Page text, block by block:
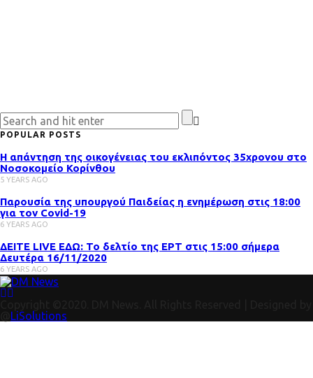
POPULAR POSTS
Η απάντηση της οικογένειας του εκλιπόντος 35χρονου στo
Νοσοκομείο Κορίνθου
5 YEARS AGO
Παρουσία της υπουργού Παιδείας η ενημέρωση στις 18:00
για τον Covid-19
6 YEARS AGO
ΔΕΙΤΕ LIVE ΕΔΩ: Το δελτίο της ΕΡΤ στις 15:00 σήμερα
Δευτέρα 16/11/2020
6 YEARS AGO
LiSolutions